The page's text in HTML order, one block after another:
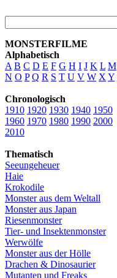
MONSTERFILME
Alphabetisch
A B C D E F G H I J K L M
N O P Q R S T U V W X Y
Chronologisch
1910 1920 1930 1940 1950
1960 1970 1980 1990 2000
2010
Thematisch
Seeungeheuer
Haie
Krokodile
Monster aus dem Weltall
Monster aus Japan
Riesenmonster
Tier- und Insektenmonster
Werwölfe
Monster aus der Hölle
Drachen & Dinosaurier
Mutanten und Freaks